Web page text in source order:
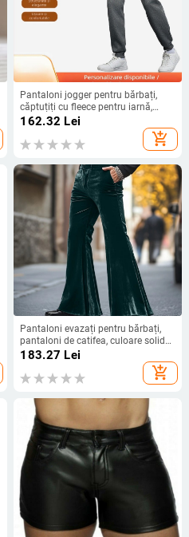
Pantaloni jogger pentru bărbați,
căptuțiți cu fleece pentru iarnă,
croială lejeră, talie medie, 100%
162.32 Lei
add_shopping_cart
Pantaloni evazați pentru bărbați,
pantaloni de catifea, culoare solidă,
confortabili și moi, la modă de zi cu
183.27 Lei
add_shopping_cart